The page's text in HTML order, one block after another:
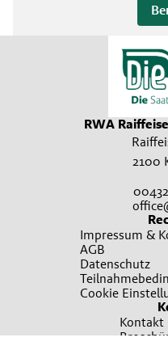
RWA
2100
Impressum &
AGB
Datenschutz
Cookie
Kontakt